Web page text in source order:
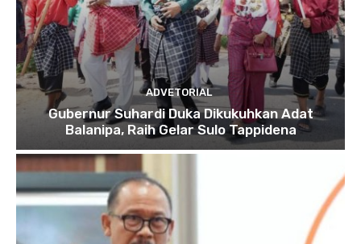
ADVETORIAL
Gubernur Suhardi Duka Dikukuhkan Adat
Balanipa, Raih Gelar Sulo Tappidena